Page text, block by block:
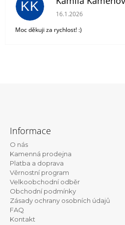
KK Hodnocení obchodu je 5 z
16.1.2026
Moc děkuji za rychlost! :)
Informace
O nás
Kamenná prodejna
Platba a doprava
Věrnostní program
Velkoobchodní odběr
Obchodní podmínky
Zásady ochrany osobních údajů
FAQ
Kontakt